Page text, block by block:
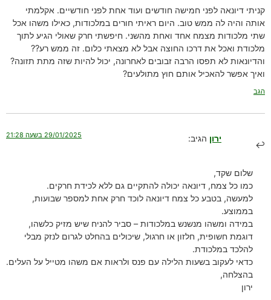
קניתי דיונאה לפני חמישה חודשים ועוד אחת לפני חודשיים. אקלמתי
אותה והיה לה ממש טוב. היום ראיתי חורים במלכודות, כאילו משהו אכל
שתי מלכודות מצמח אחד ואחת מהשני. חיפשתי חרק שאולי הגיע לתוך
מלכודת ואכל את דרכו החוצה אבל לא מצאתי כלום. זה ממש רע??
והדיונאות לא תפסו הרבה זבובים לאחרונה, יכול להיות שזה מתת תזונה?
ואיך אפשר להאכיל אותם חוץ מתולעים?
הגב
ירון הגיב: 29/01/2025 בשעה 21:28
שלום שקד,
כמו כל צמח, דיונאה יכולה להתקיים גם ללא לכידת חרקים.
למעשה, בטבע כל צמח דיונאה לוכד חרק אחת למספר שבועות,
בממוצע.
במידה ומשהו מנשנש במלכודות – סביר להניח שיש מזיק כלשהו,
דוגמת חשופית, חלזון או חרגול, שיכולים בהחלט לגרום לנזק מבלי
להלכד במלכודת.
כדאי לעקוב בשעות הלילה עם פנס ולראות אם משהו מטייל על העלים.
בהצלחה,
ירון